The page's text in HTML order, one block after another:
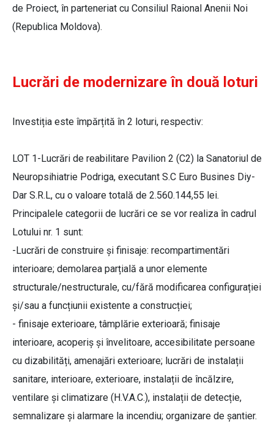
de Proiect, în parteneriat cu Consiliul Raional Anenii Noi
(Republica Moldova).
Lucrări de modernizare în două loturi
Investiția este împărțită în 2 loturi, respectiv:
LOT 1-Lucrări de reabilitare Pavilion 2 (C2) la Sanatoriul de
Neuropsihiatrie Podriga, executant S.C Euro Busines Diy-
Dar S.R.L, cu o valoare totală de 2.560.144,55 lei.
Principalele categorii de lucrări ce se vor realiza în cadrul
Lotului nr. 1 sunt:
-Lucrări de construire și finisaje: recompartimentări
interioare; demolarea parțială a unor elemente
structurale/nestructurale, cu/fără modificarea configurației
și/sau a funcțiunii existente a construcției;
- finisaje exterioare, tâmplărie exterioară; finisaje
interioare, acoperiș și învelitoare, accesibilitate persoane
cu dizabilități, amenajări exterioare; lucrări de instalații
sanitare, interioare, exterioare, instalații de încălzire,
ventilare și climatizare (H.V.A.C.), instalații de detecție,
semnalizare și alarmare la incendiu; organizare de șantier.